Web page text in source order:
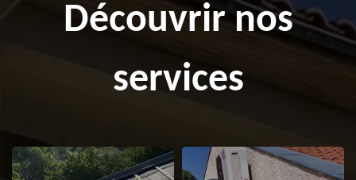
Découvrir nos
services